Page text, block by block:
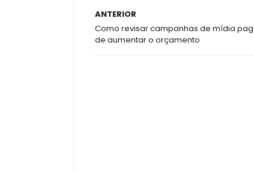
ANTERIOR
Como revisar campanhas de mídia
de aumentar o orçamento